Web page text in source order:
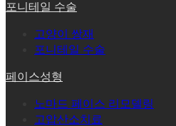
포니테일 수술
고양이 쌍재
포니테일 수술
페이스성형
노마드 페이스 리모델링
고압산소치료